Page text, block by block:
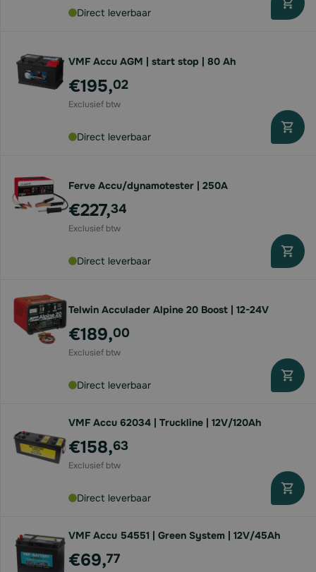
Direct leverbaar
VMF Accu AGM | start stop | 80 Ah
€195,02
Direct leverbaar
Ferve Accu/dynamotester | 250A
€227,34
Direct leverbaar
Telwin Acculader Alpine 20 Boost | 12-24V
€189,00
Direct leverbaar
VMF Accu 62034 | Truckline | 12V/120Ah
€158,63
Direct leverbaar
VMF Accu 54551 | Green System | 12V/45Ah
€69,77